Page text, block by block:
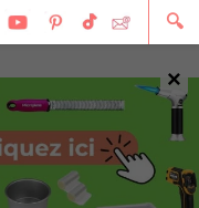
🔍
×